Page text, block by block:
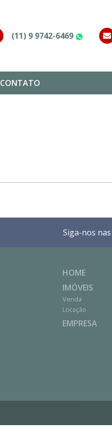
(11) 9 9742-6469
CONTATO
Siga-nos
HOME
IMÓVEIS
Venda
Locação
EMPRESA